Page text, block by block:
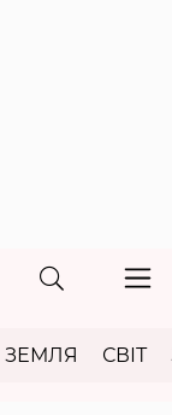
ЗЕМЛЯ СВІТ